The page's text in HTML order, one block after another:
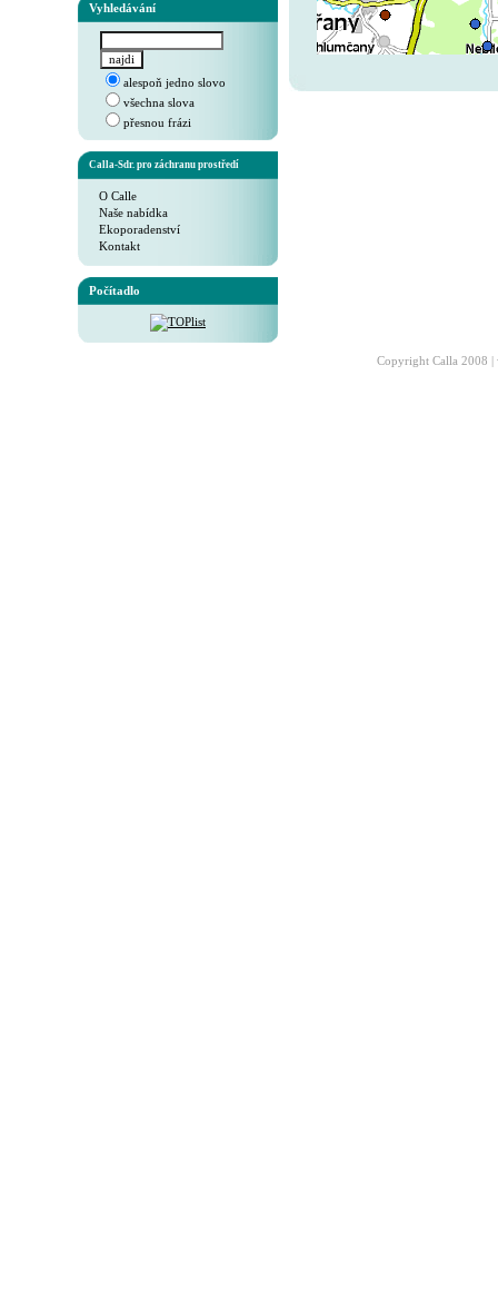
Vyhledávání
alespoň jedno slovo
všechna slova
přesnou frázi
Calla-Sdr. pro záchranu prostředí
O Calle
Naše nabídka
Ekoporadenství
Kontakt
Počítadlo
Copyright Calla 2008 |